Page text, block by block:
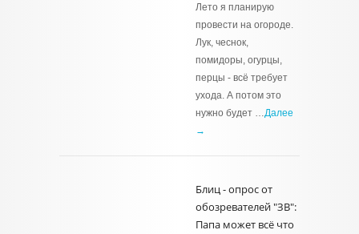
Лето я планирую
провести на огороде.
Лук, чеснок,
помидоры, огурцы,
перцы - всё требует
ухода. А потом это
нужно будет …Далее
→
Блиц - опрос от
обозревателей "ЗВ":
Папа может всё что